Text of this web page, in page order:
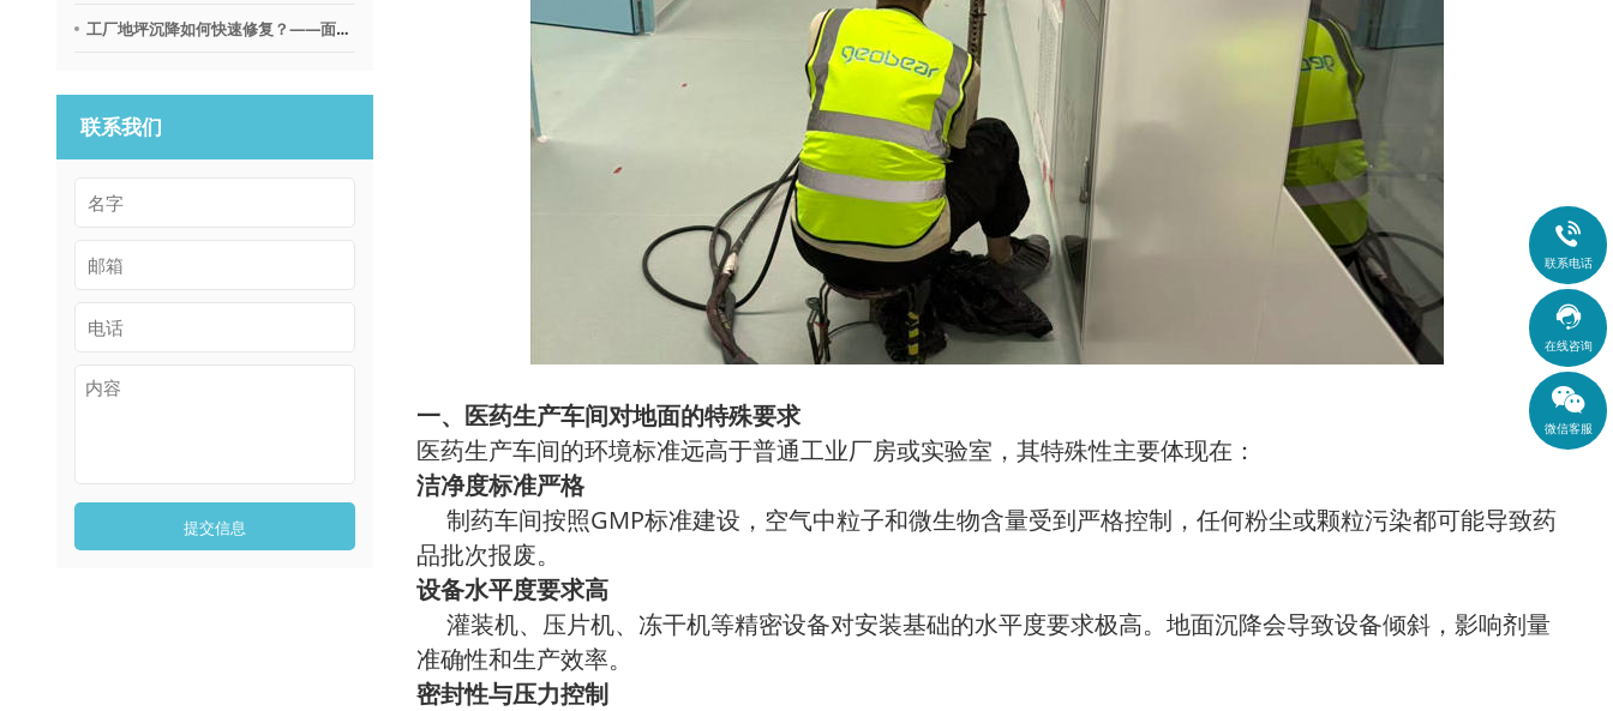
工厂地坪沉降如何快速修复？——面向不停产环境的解决思路
联系我们
提交信息
一、医药生产车间对地面的特殊要求
医药生产车间的环境标准远高于普通工业厂房或实验室，其特殊性主要体现在：
洁净度标准严格
制药车间按照GMP标准建设，空气中粒子和微生物含量受到严格控制，任何粉尘或颗粒污染都可能导致药
品批次报废。
设备水平度要求高
灌装机、压片机、冻干机等精密设备对安装基础的水平度要求极高。地面沉降会导致设备倾斜，影响剂量
准确性和生产效率。
密封性与压力控制

联系电话

在线咨询
微信客服